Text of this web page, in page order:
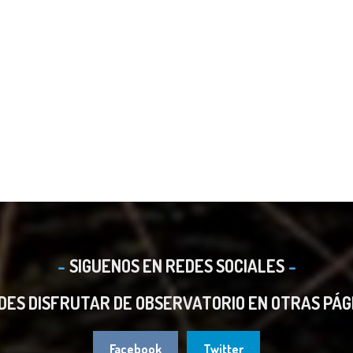
SIGUENOS EN REDES SOCIALES
DISFRUTAR DE OBSERVATORIO EN OTRAS
Facebook Twitter